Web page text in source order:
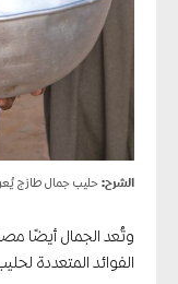
الشرح: حليب جمال طازج
وتُعد الجمال أيضًا
الفوائد المتعددة